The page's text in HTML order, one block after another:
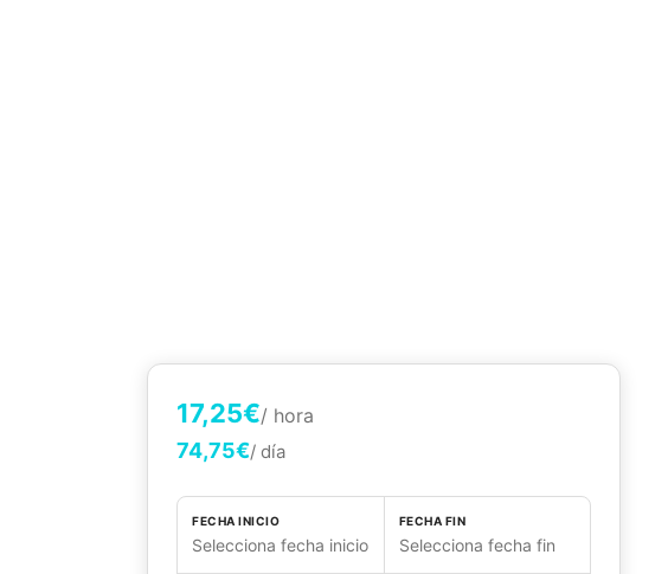
17,25€/ hora
74,75€/ día
FECHA INICIO
Selecciona fecha inicio
FECHA FIN
Selecciona fecha fin